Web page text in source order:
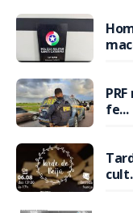
fe...